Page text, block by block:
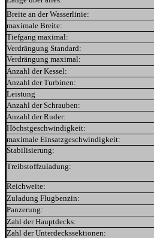
Breite an der Wasserlinie:
maximale Breite:
Tiefgang maximal:
Verdrängung Standard:
Verdrängung maximal:
Anzahl der Kessel:
Anzahl der Turbinen:
Leistung
Anzahl der Schrauben:
Anzahl der Ruder:
Höchstgeschwindigkeit:
maximale Einsatzgeschwindigkeit:
Stabilisierung:
Treibstoffzuladung:
Reichweite:
Zuladung Flugbenzin:
Panzerung:
Zahl der Hauptdecks:
Zahl der Unterdeckssektionen: